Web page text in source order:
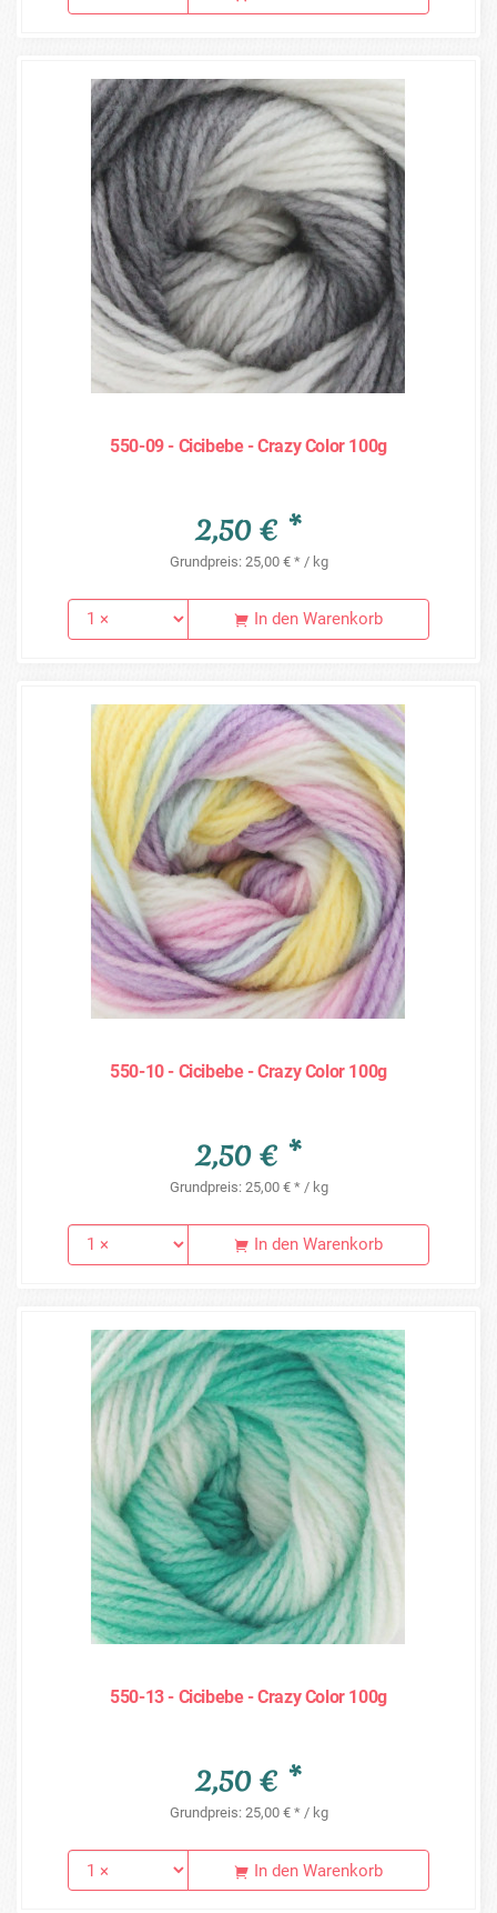
550-09 - Cicibebe - Crazy Color 100g
2,50 € *
Grundpreis: 25,00 € * / kg
In den Warenkorb
550-10 - Cicibebe - Crazy Color 100g
2,50 € *
Grundpreis: 25,00 € * / kg
In den Warenkorb
550-13 - Cicibebe - Crazy Color 100g
2,50 € *
Grundpreis: 25,00 € * / kg
In den Warenkorb